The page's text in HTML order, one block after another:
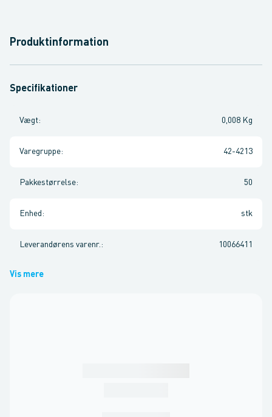
Produktinformation
Specifikationer
Vægt: 0,008 Kg
Varegruppe: 42-4213
Pakkestørrelse: 50
Enhed : stk
Leverandørens varenr. : 10066411
Vis mere